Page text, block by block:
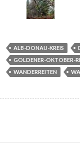
ALB-DONAU-KREIS
GOLDENER-OKTOBER-
WANDERREITEN